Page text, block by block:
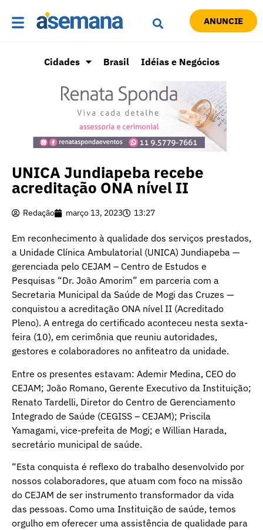
ANUNCIE
Cidades Brasil Idéias e Negócios
UNICA Jundiapeba recebe
acreditação ONA nível II
Redação março 13, 2023 13:27
Em reconhecimento à qualidade dos serviços prestados,
a Unidade Clínica Ambulatorial (UNICA) Jundiapeba —
gerenciada pelo CEJAM – Centro de Estudos e
Pesquisas “Dr. João Amorim” em parceria com a
Secretaria Municipal da Saúde de Mogi das Cruzes —
conquistou a acreditação ONA nível II (Acreditado
Pleno). A entrega do certificado aconteceu nesta sexta-
feira (10), em cerimônia que reuniu autoridades,
gestores e colaboradores no anfiteatro da unidade.
Entre os presentes estavam: Ademir Medina, CEO do
CEJAM; João Romano, Gerente Executivo da Instituição;
Renato Tardelli, Diretor do Centro de Gerenciamento
Integrado de Saúde (CEGISS – CEJAM); Priscila
Yamagami, vice-prefeita de Mogi; e Willian Harada,
secretário municipal de saúde.
“Esta conquista é reflexo do trabalho desenvolvido por
nossos colaboradores, que atuam com foco na missão
do CEJAM de ser instrumento transformador da vida
das pessoas. Como uma Instituição de saúde, temos
orgulho em oferecer uma assistência de qualidade para